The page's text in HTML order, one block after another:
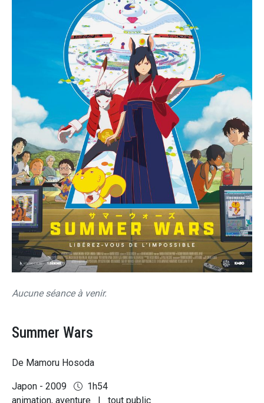
Aucune séance à venir.
Summer Wars
De Mamoru Hosoda
Japon - 2009
1h54
animation, aventure
| tout public